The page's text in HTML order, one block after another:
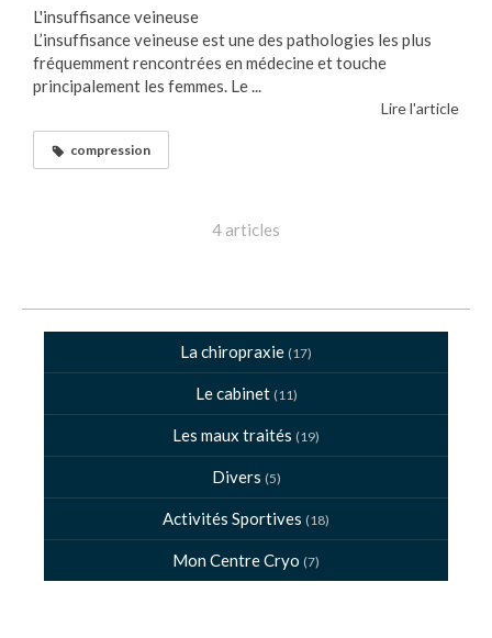
L'insuffisance veineuse
L’insuffisance veineuse est une des pathologies les plus
fréquemment rencontrées en médecine et touche
principalement les femmes. Le ...
Lire l'article
compression
4 articles
La chiropraxie (17)
Le cabinet (11)
Les maux traités (19)
Divers (5)
Activités Sportives (18)
Mon Centre Cryo (7)